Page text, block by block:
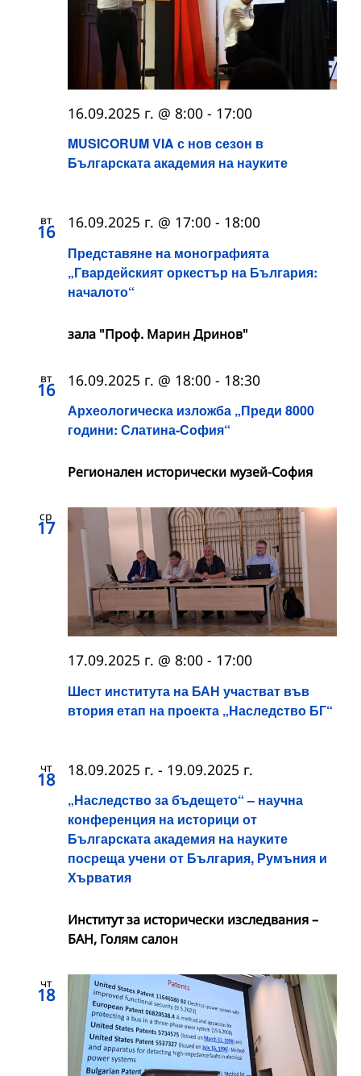
MUSICORUM VIA с нов сезон в
Българската академия на науките
16.09.2025 г. @ 8:00 - 17:00
вт
16
Представяне на монографията
„Гвардейският оркестър на България:
началото“
16.09.2025 г. @ 17:00 - 18:00
зала "Проф. Марин Дринов"
вт
16
Археологическа изложба „Преди 8000
години: Слатина-София“
16.09.2025 г. @ 18:00 - 18:30
Регионален исторически музей-София
ср
17
Шест института на БАН участват във
втория етап на проекта „Наследство БГ“
17.09.2025 г. @ 8:00 - 17:00
чт
18
„Наследство за бъдещето“ – научна
конференция на историци от
Българската академия на науките
посреща учени от България, Румъния и
Хърватия
18.09.2025 г. - 19.09.2025 г.
Институт за исторически изследвания –
БАН, Голям салон
чт
18